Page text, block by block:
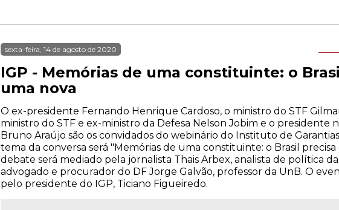
sexta-feira, 14 de agosto de 2020
IGP - Memórias de uma constituinte: o
uma nova
O ex-presidente Fernando Henrique Cardoso, o ministro do STF
ministro do STF e ex-ministro da Defesa Nelson Jobim e o presidente
Bruno Araújo são os convidados do webinário do Instituto de Garantias
tema da conversa será "Memórias de uma constituinte: o Brasil precisa
debate será mediado pela jornalista Thais Arbex, analista de política da
advogado e procurador do DF Jorge Galvão, professor da UnB. O
pelo presidente do IGP, Ticiano Figueiredo.